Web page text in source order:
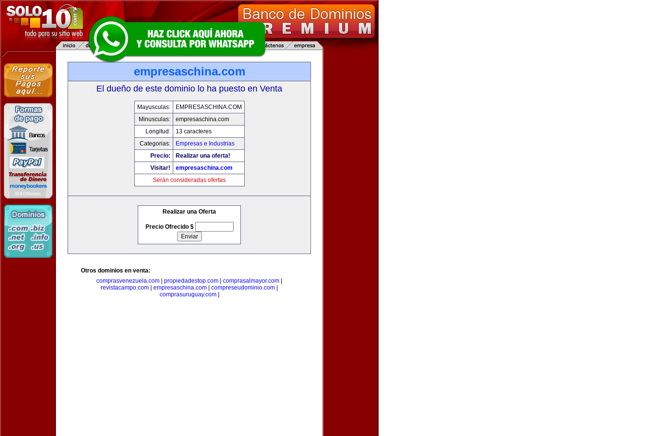
empresaschina.com
El dueño de este dominio lo ha puesto en Venta
Mayusculas:
EMPRESASCHINA.COM
Minusculas:
empresaschina.com
Longitud:
13 caracteres
Categorias:
Empresas e Industrias
Precio:
Realizar una oferta!
Visitar!
empresaschina.com
Serán consideradas ofertas
Realizar una Oferta
Precio Ofrecido $
Otros dominios en venta:
comprasvenezuela.com
propiedadestop.com comprasalmayor.com
revistacampo.com
empresaschina.com compreseudominio.com
comprasuruguay.com|